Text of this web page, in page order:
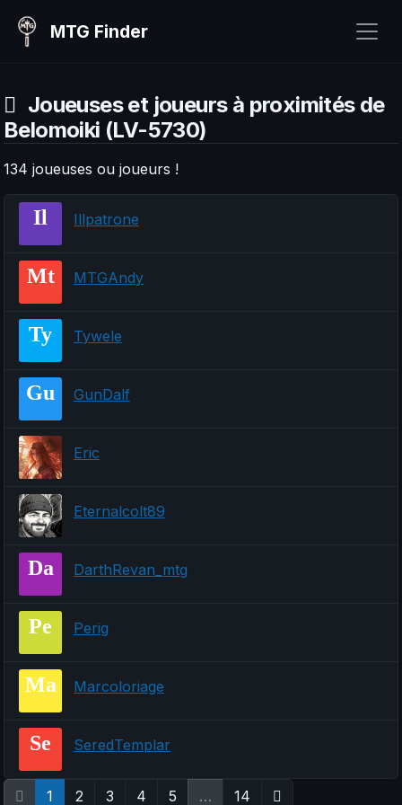
MTG Finder
Joueuses et joueurs à proximités de
Belomoiki (LV-5730)
134 joueuses ou joueurs !
Il Illpatrone
Mt MTGAndy
Ty Tywele
Gu GunDalf
Eric
Eternalcolt89
Da DarthRevan_mtg
Pe Perig
Ma Marcoloriage
Se SeredTemplar
1 2 3 4 5 … 14